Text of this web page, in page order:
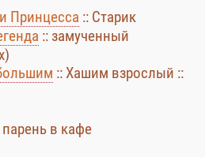
Принцесса :: Старик
:: замученный
:: Хашим взрослый ::
парень в кафе